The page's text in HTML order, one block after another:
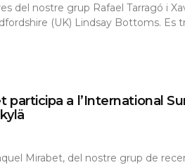
del nostre grup Rafael Tarragó i
(UK) Lindsay Bottoms. Es
participa a l’International
Mirabet, del nostre grup de